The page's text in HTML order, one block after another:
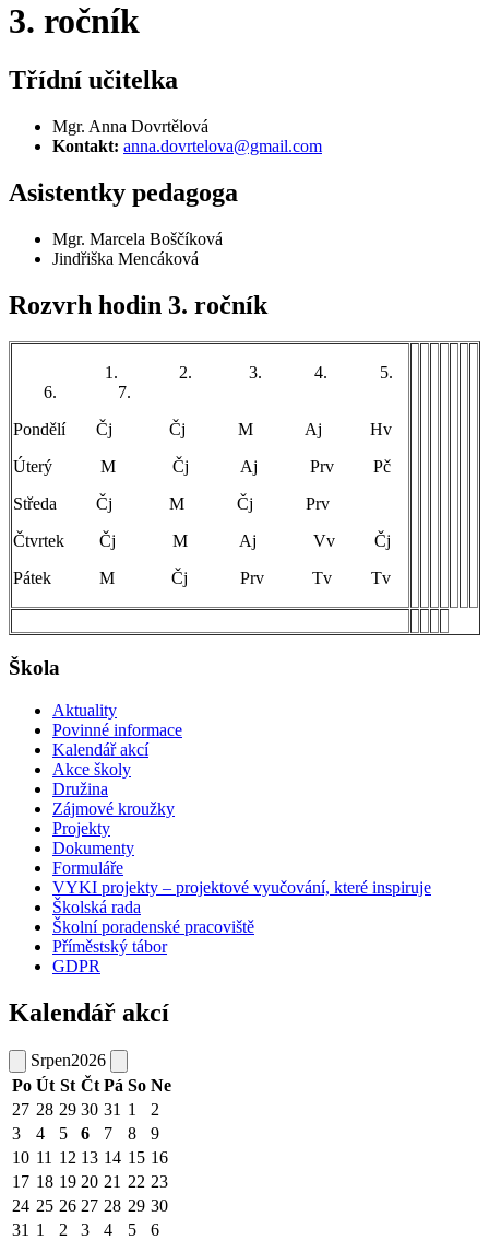
3. ročník
Třídní učitelka
Mgr. Anna Dovrtělová
Kontakt: anna.dovrtelova@gmail.com
Asistentky pedagoga
Mgr. Marcela Boščíková
Jindřiška Mencáková
Rozvrh hodin 3. ročník
1. 2. 3. 4. 5.
6. 7.
Pondělí Čj Čj M Aj Hv
Úterý M Čj Aj Prv Pč
Středa Čj M Čj Prv
Čtvrtek Čj M Aj Vv Čj
Pátek M Čj Prv Tv Tv
Škola
Aktuality
Povinné informace
Kalendář akcí
Akce školy
Družina
Zájmové kroužky
Projekty
Dokumenty
Formuláře
VYKI projekty – projektové vyučování, které inspiruje
Školská rada
Školní poradenské pracoviště
Příměstský tábor
GDPR
Kalendář akcí
Srpen2026
Po Út St Čt Pá So Ne
27 28 29 30 31 1
2
3
4 5 6 7 8
9
10 11 12 13 14 15 16
17 18 19 20 21 22 23
24 25 26 27 28 29 30
31 1 2 3 4 5 6